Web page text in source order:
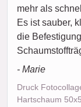
mehr als
Es ist sauber,
die
- Marie
Druck
Hartschaum